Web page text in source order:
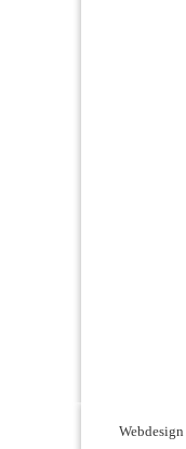
Webdesign